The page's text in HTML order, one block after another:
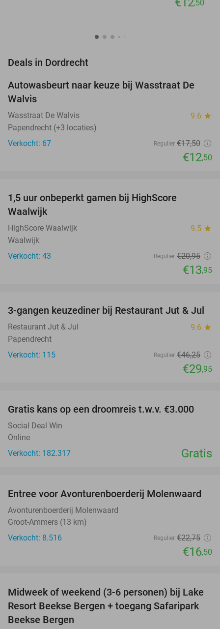
,50
Deals in Dordrecht
29%
Autowasbeurt naar keuze bij Wasstraat De
Walvis
Wasstraat De Walvis 9.6 star
Papendrecht (+3 locaties)
Verkocht: 67
Regulier €17,50
€12,50
TODAY
1,5 uur onbeperkt gamen bij HighScore
Waalwijk
HighScore Waalwijk 9.5 star
Waalwijk
Verkocht: 43
Regulier €20,95
€13,95
35%
3-gangen keuzediner bij Restaurant Jut & Jul
Restaurant Jut & Jul 9.6 star
Papendrecht
Verkocht: 115
Regulier €46,25
€29,95
Gratis kans op een droomreis t.w.v. €3.000
Social Deal Win
Online
Verkocht: 182.317
Gratis
27%
Entree voor Avonturenboerderij Molenwaard
Avonturenboerderij Molenwaard
Groot-Ammers (13 km)
Verkocht: 8.516
Regulier €22,75
€16,50
53%
Midweek of weekend (3-6 personen) bij Lake
Resort Beekse Bergen + toegang Safaripark
Beekse Bergen